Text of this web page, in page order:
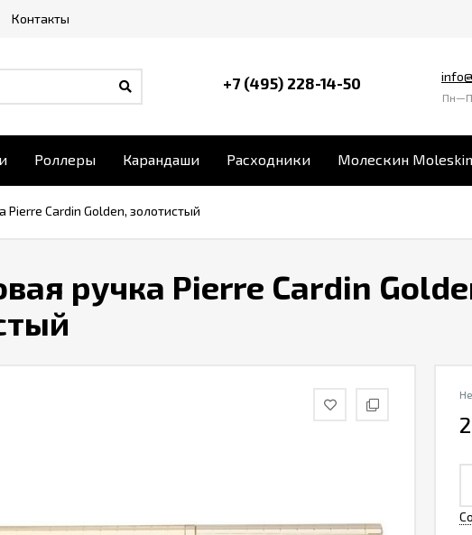
Контакты
+7 (495) 228-14-50
Роллеры Карандаши Расходники Молескин
Pierre Cardin Golden, золотистый
ручка Pierre Cardin